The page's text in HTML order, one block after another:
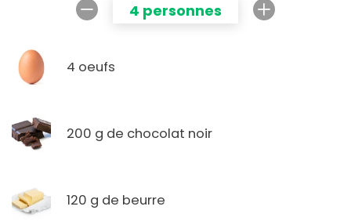
4 personnes
4 oeufs
200 g de chocolat noir
120 g de beurre